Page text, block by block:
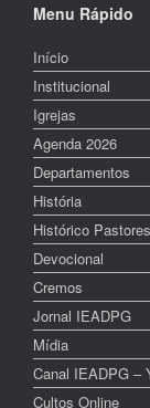
Menu Rápido
Início
Institucional
Igrejas
Agenda 2026
Departamentos
História
Histórico Pastores
Devocional
Cremos
Jornal IEADPG
Mídia
Canal IEADPG –
Cultos Online